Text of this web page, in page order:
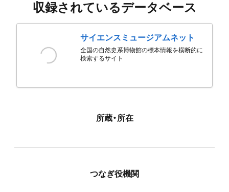
収録されているデータベース
サイエンスミュージアムネット
全国の自然史系博物館の標本情報を横断的に
検索するサイト
所蔵・所在
つなぎ役機関